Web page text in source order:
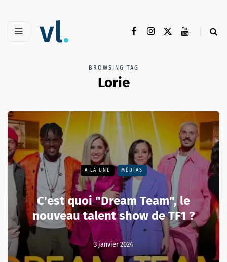
BROWSING TAG
Lorie
A LA UNE MÉDIAS
C'est quoi "Dream Team", le
nouveau talent show de TF1 ?
3 janvier 2024